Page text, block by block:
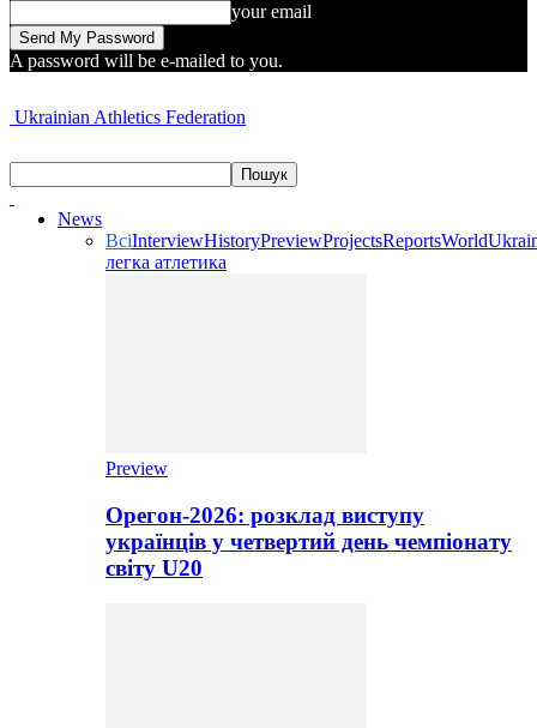
your email
A password will be e-mailed to you.
Ukrainian Athletics Federation
News
ВсіInterviewHistoryPreviewProjectsReportsWorld
легка атлетика
Preview
Орегон-2026: розклад виступу
українців у четвертий день чемпіонату
світу U20